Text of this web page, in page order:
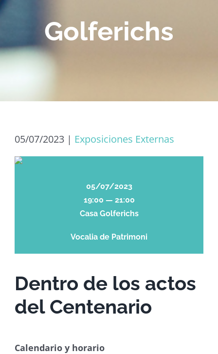
Golferichs
05/07/2023 | Exposiciones Externas
Dentro de los actos
del Centenario
Calendario y horario
05/07/2023
19:00 — 21:00
Casa Golferichs
Vocalia de Patrimoni